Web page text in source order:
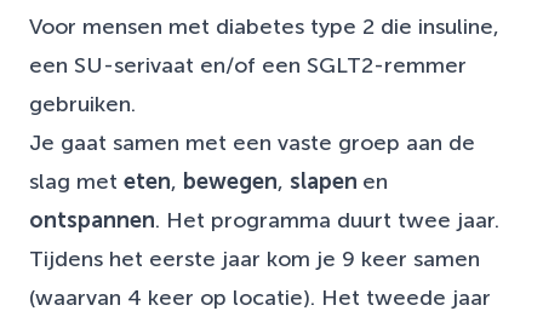
Voor mensen met diabetes type 2 die insuline,
een SU-serivaat en/of een SGLT2-remmer
gebruiken.
Je gaat samen met een vaste groep aan de
slag met eten, bewegen, slapen en
ontspannen. Het programma duurt twee jaar.
Tijdens het eerste jaar kom je 9 keer samen
(waarvan 4 keer op locatie). Het tweede jaar